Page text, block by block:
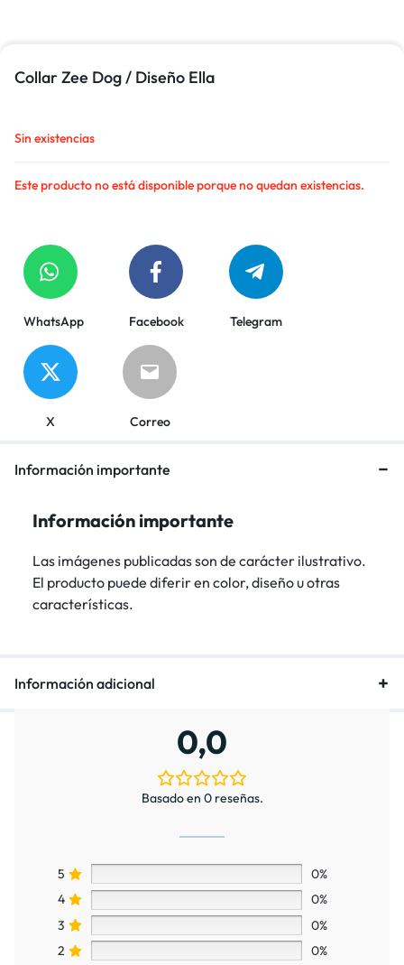
Collar Zee Dog / Diseño Ella
Sin existencias
Este producto no está disponible porque no quedan existencias.
WhatsApp Facebook Telegram
X Correo
Información importante
Información importante
Las imágenes publicadas son de carácter ilustrativo.
El producto puede diferir en color, diseño u otras
características.
Información adicional
0,0
Basado en 0 reseñas.
5
0%
4
0%
3
0%
2
0%